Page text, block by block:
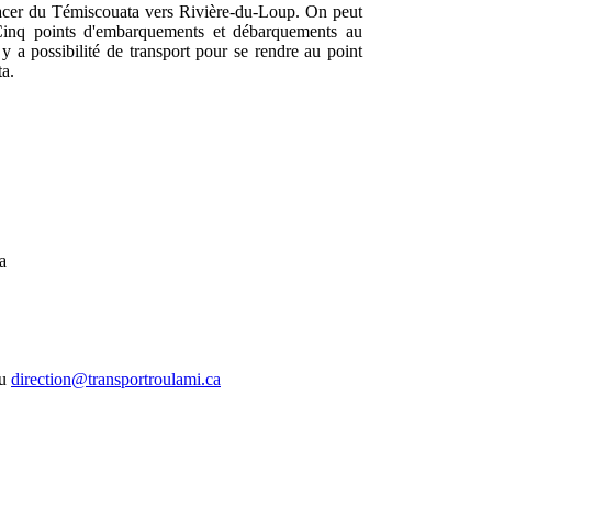
du Témiscouata vers Rivière-du-Loup. On peut
points d'embarquements et débarquements au
a possibilité de transport pour se rendre au point
direction@transportroulami.ca